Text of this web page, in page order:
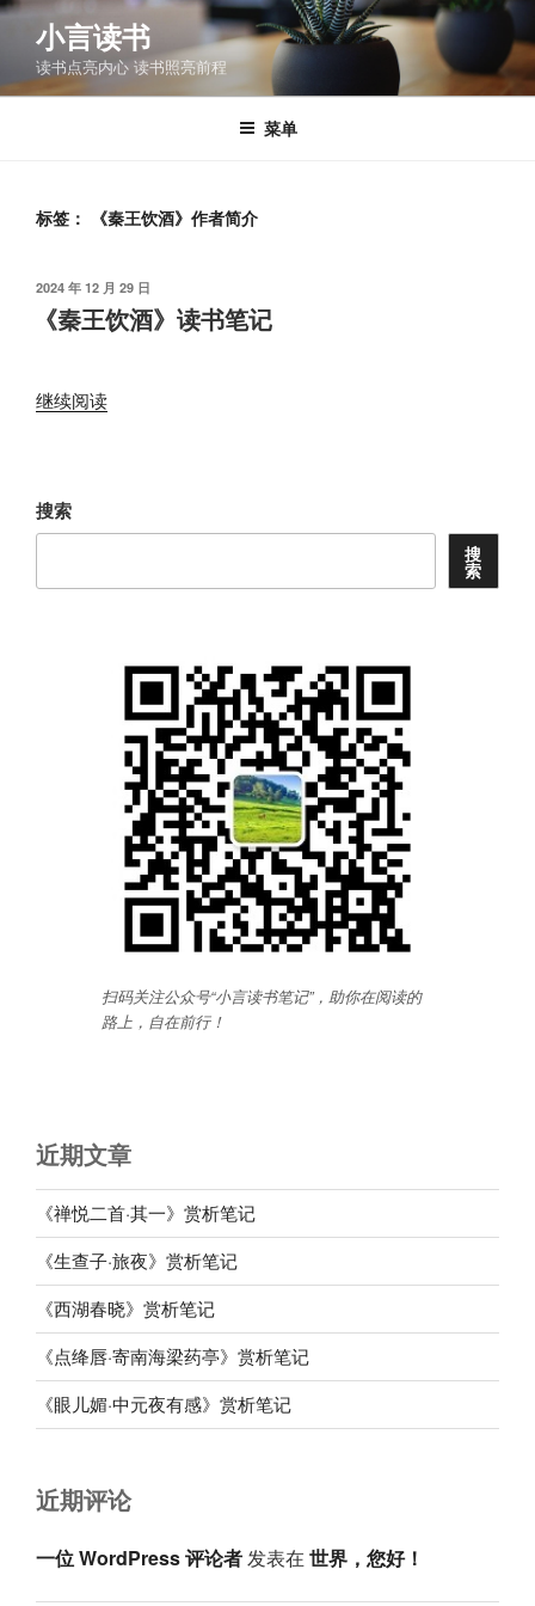
跳
容
小言读书
读书点亮内心 读书照亮前程
菜单
标签： 《秦王饮酒》作者简介
发
2024 年 12 月 29 日
《秦王饮酒》读书笔记
继续阅读“《秦
书
搜索
搜
索
扫码关注公众号“小言读书笔记”，助你在阅读的
路上，自在前行！
近期文章
《禅悦二首·其一》赏析笔记
《生查子·旅夜》赏析笔记
《西湖春晓》赏析笔记
《点绛唇·寄南海梁药亭》赏析笔记
《眼儿媚·中元夜有感》赏析笔记
近期评论
一位 WordPress 评论者发表在 世界，您好！